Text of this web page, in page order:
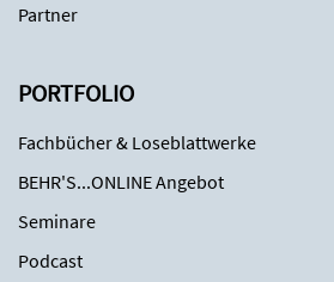
Partner
PORTFOLIO
Fachbücher & Loseblattwerke
BEHR'S...ONLINE Angebot
Seminare
Podcast